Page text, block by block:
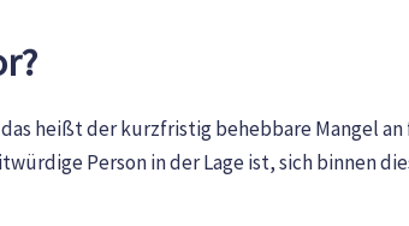
heißt der kurzfristig behebbare Mangel
Person in der Lage ist, sich binnen